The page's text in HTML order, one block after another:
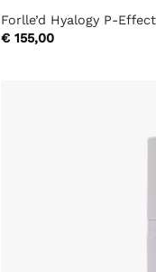
Forlle’d Hyalogy P-
€ 155,00